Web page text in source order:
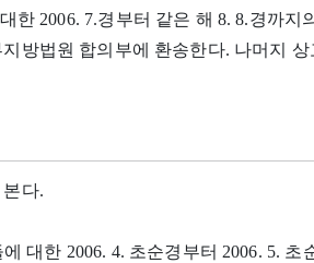
한 2006. 7.경부터 같은 해 8. 8.경까
방법원 합의부에 환송한다. 나머지
다.
대한 2006. 4. 초순경부터 2006. 5.